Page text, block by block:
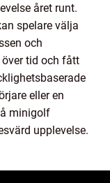
året runt.
spelare välja
och
tid och fått
eller en
minigolf
upplevelse.